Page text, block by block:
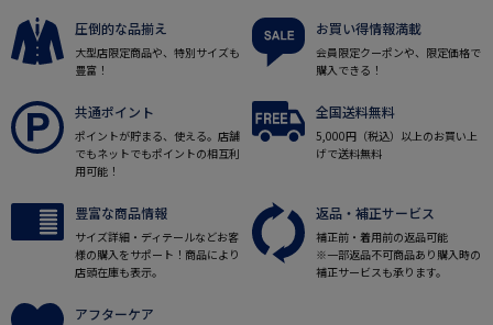
圧倒的な品揃え
大型店限定商品や、特別サイズも
豊富！
お買い得情報満載
会員限定クーポンや、限定価格で
購入できる！
共通ポイント
ポイントが貯まる、使える。店舗
でもネットでもポイントの相互利
用可能！
全国送料無料
5,000円（税込）以上のお買い上
げで送料無料
豊富な商品情報
サイズ詳細・ディテールなどお客
様の購入をサポート！商品により
店頭在庫も表示。
返品・補正サービス
補正前・着用前の返品可能
※一部返品不可商品あり購入時の
補正サービスも承ります。
アフターケア